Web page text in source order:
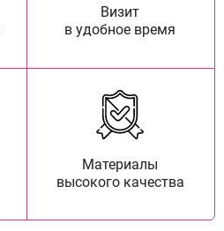
Визит
в удобное время
Материалы
высокого качества